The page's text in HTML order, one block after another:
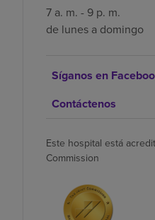
7 a. m. - 9 p. m.
de lunes a domingo
Síganos en
Contáctenos
Este hospital está
Commission